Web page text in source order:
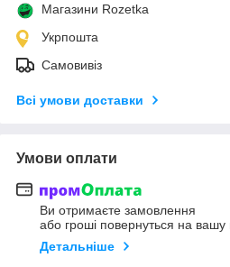
Магазини Rozetka
Укрпошта
Самовивіз
Всі умови доставки
Умови оплати
Ви отримаєте замовлення
або гроші повернуться на вашу
Детальніше